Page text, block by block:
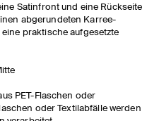
Satinfront und eine Rückseite
abgerundeten Karree-
praktische aufgesetzte
PET-Flaschen oder
oder Textilabfälle werden